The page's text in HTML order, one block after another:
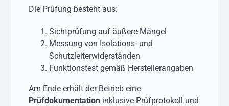
Die Prüfung besteht aus:
Sichtprüfung auf äußere Mängel
Messung von Isolations- und
Schutzleiterwiderständen
Funktionstest gemäß Herstellerangaben
Am Ende erhält der Betrieb eine
Prüfdokumentationinklusive Prüfprotokoll und